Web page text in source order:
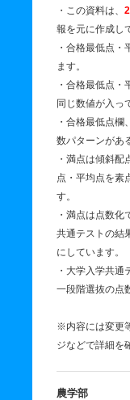
・この資料は、
報を元に作成し
・合格最低点
ます。
・合格最低点
同じ数値が入っ
・合格最低点
数パターンがあ
・満点は傾斜
点・平均点を素
す。
・満点は点数
共通テストの結
にしています。
・大学入学共
一段階選抜の点
※内容には変更
ジなどで詳細を
農学部